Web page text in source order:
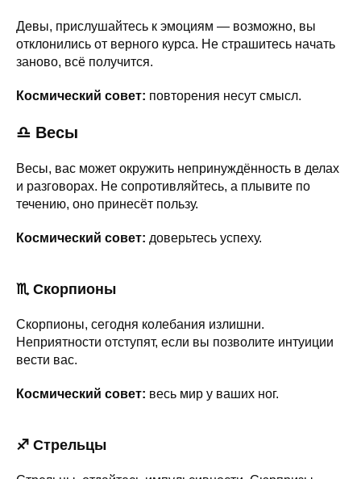
Девы, прислушайтесь к эмоциям — возможно, вы
отклонились от верного курса. Не страшитесь начать
заново, всё получится.
Космический совет: повторения несут смысл.
♎ Весы
Весы, вас может окружить непринуждённость в делах
и разговорах. Не сопротивляйтесь, а плывите по
течению, оно принесёт пользу.
Космический совет: доверьтесь успеху.
♏ Скорпионы
Скорпионы, сегодня колебания излишни.
Неприятности отступят, если вы позволите интуиции
вести вас.
Космический совет: весь мир у ваших ног.
♐ Стрельцы